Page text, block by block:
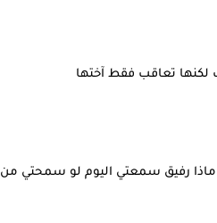
لكنها تعاقب فقط آختها
ماذا رفيق سمعتي اليوم لو سمحتي من